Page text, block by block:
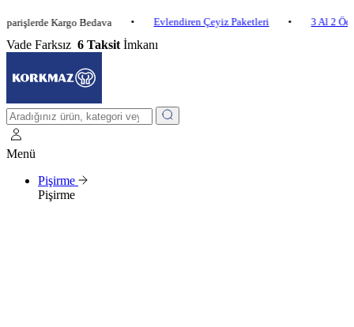
Kargo Bedava • Evlendiren Çeyiz Paketleri • 3 Al 2 Öde •
Vade Farksız 6 Taksit İmkanı
Menü
Pişirme
Pişirme